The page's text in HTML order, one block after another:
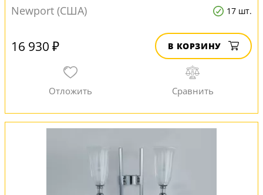
Newport (США)
17 шт.
16 930 ₽ В КОРЗИНУ